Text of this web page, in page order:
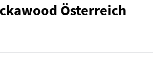
Österreich